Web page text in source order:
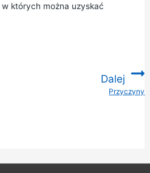
których można uzyskać
Dalej
Przyczyny